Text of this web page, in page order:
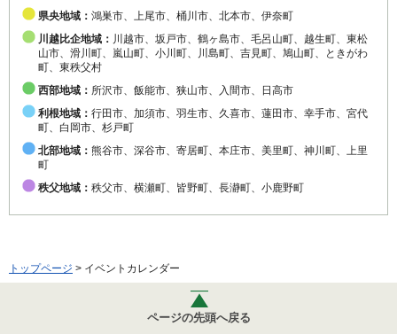
県央地域： 鴻巣市、上尾市、桶川市、北本市、伊奈町
川越比企地域： 川越市、坂戸市、鶴ヶ島市、毛呂山町、越生町、東松
山市、滑川町、嵐山町、小川町、川島町、吉見町、鳩山町、ときがわ
町、東秩父村
西部地域： 所沢市、飯能市、狭山市、入間市、日高市
利根地域： 行田市、加須市、羽生市、久喜市、蓮田市、幸手市、宮代
町、白岡市、杉戸町
北部地域： 熊谷市、深谷市、寄居町、本庄市、美里町、神川町、上里
町
秩父地域： 秩父市、横瀬町、皆野町、長瀞町、小鹿野町
トップページ > イベントカレンダー
ページの先頭へ戻る